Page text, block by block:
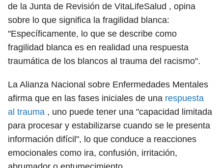
de la Junta de Revisión de VitaLifeSalud , opina
sobre lo que significa la fragilidad blanca:
"Específicamente, lo que se describe como
fragilidad blanca es en realidad una respuesta
traumática de los blancos al trauma del racismo".
La Alianza Nacional sobre Enfermedades Mentales
afirma que en las fases iniciales de una respuesta
al trauma , uno puede tener una "capacidad limitada
para procesar y estabilizarse cuando se le presenta
información difícil", lo que conduce a reacciones
emocionales como ira, confusión, irritación,